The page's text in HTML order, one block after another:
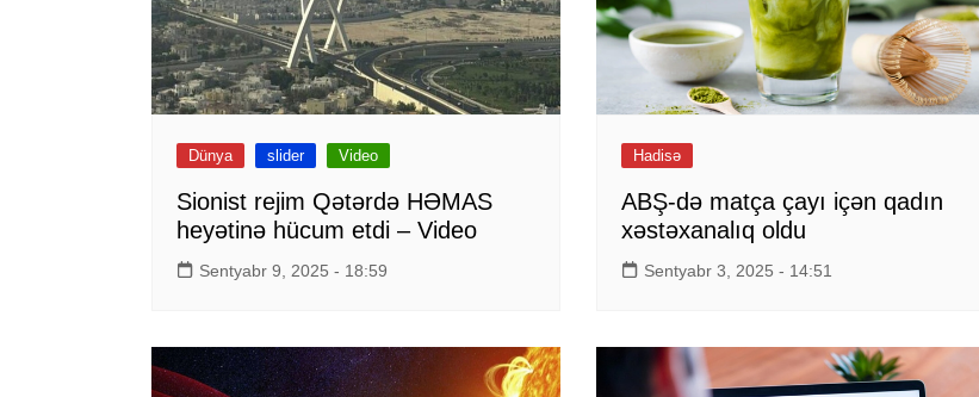
Dünya slider Video
Sionist rejim Qətərdə HƏMAS
heyətinə hücum etdi – Video
Sentyabr 9, 2025 - 18:59
Hadisə
ABŞ-də matça çayı içən qadın
xəstəxanalıq oldu
Sentyabr 3, 2025 - 14:51